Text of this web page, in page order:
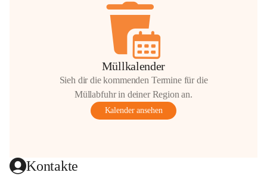
Müllkalender
Sieh dir die kommenden Termine für die
Müllabfuhr in deiner Region an.
Kalender ansehen
Kontakte